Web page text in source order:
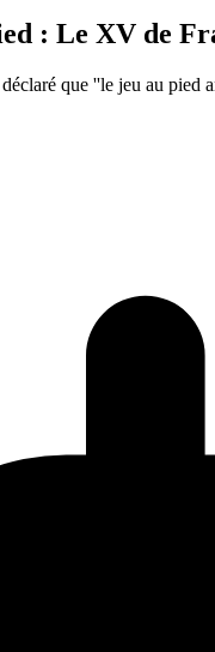
: Le XV de
que ''le jeu au pied